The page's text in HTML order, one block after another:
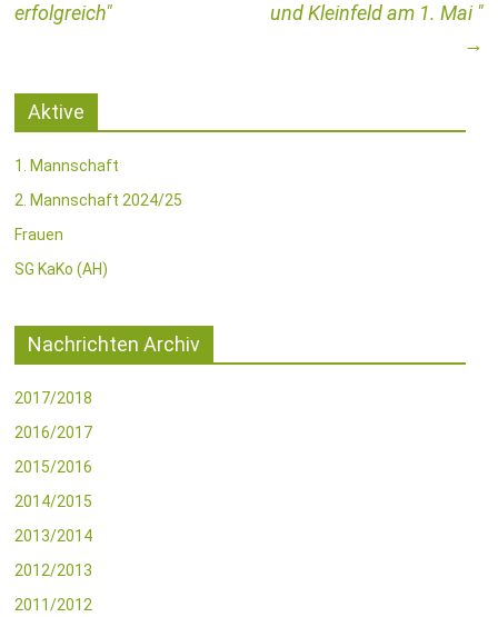
erfolgreich
und Kleinfeld am 1. Mai
→
Aktive
1. Mannschaft
2. Mannschaft 2024/25
Frauen
SG KaKo (AH)
Nachrichten Archiv
2017/2018
2016/2017
2015/2016
2014/2015
2013/2014
2012/2013
2011/2012